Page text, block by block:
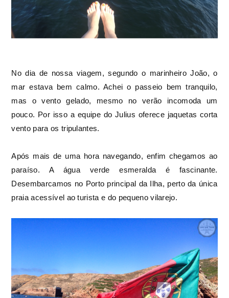
No dia de nossa viagem, segundo o marinheiro João, o
mar estava bem calmo. Achei o passeio bem tranquilo,
mas o vento gelado, mesmo no verão incomoda um
pouco. Por isso a equipe do Julius oferece jaquetas corta
vento para os tripulantes.
Após mais de uma hora navegando, enfim chegamos ao
paraíso. A água verde esmeralda é fascinante.
Desembarcamos no Porto principal da Ilha, perto da única
praia acessível ao turista e do pequeno vilarejo.